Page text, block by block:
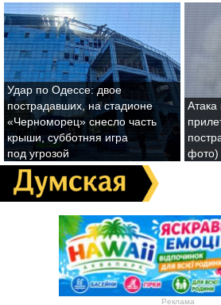
Удар по Одессе: двое
пострадавших, на стадионе
«Черноморец» снесло часть
крыши, субботняя игра
под угрозой
Атака
фото)
Реклама